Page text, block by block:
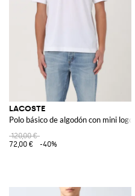
LACOSTE
Polo básico de algodón con mini logo
120,00 €
72,00 €
-40%